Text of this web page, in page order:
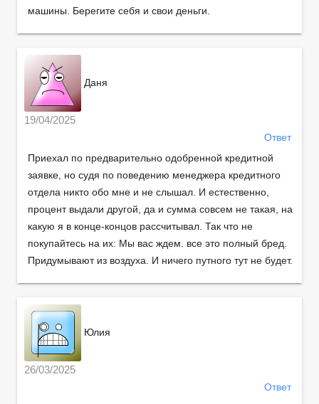
машины. Берегите себя и свои деньги.
Даня
19/04/2025
Ответ
Приехал по предварительно одобренной кредитной
заявке, но судя по поведению менеджера кредитного
отдела никто обо мне и не слышал. И естественно,
процент выдали другой, да и сумма совсем не такая, на
какую я в конце-концов рассчитывал. Так что не
покупайтесь на их: Мы вас ждем. все это полный бред.
Придумывают из воздуха. И ничего путного тут не будет.
Юлия
26/03/2025
Ответ